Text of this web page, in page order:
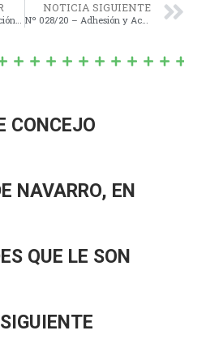
Nº 026/20 – DEsaprobación del Expediente Nº 4053 -HCD- 2020.-
NOTICIA SIGUIENTE
Nº 028/20 – Adhesión y Acompañamiento a la nueva Ley de Alquileres.-
CONCEJO
NAVARRO, EN
QUE LE SON